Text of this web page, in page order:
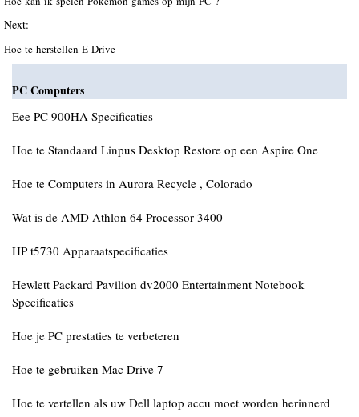
Next:
Hoe te herstellen E Drive
PC Computers
Eee PC 900HA Specificaties
Hoe te Standaard Linpus Desktop Restore op een Aspire One
Hoe te Computers in Aurora Recycle , Colorado
Wat is de AMD Athlon 64 Processor 3400
HP t5730 Apparaatspecificaties
Hewlett Packard Pavilion dv2000 Entertainment Notebook
Specificaties
Hoe je PC prestaties te verbeteren
Hoe te gebruiken Mac Drive 7
Hoe te vertellen als uw Dell laptop accu moet worden herinnerd